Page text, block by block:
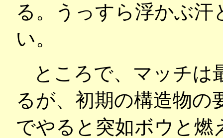
る。うっすら浮かぶ汗
い。
ところで、マッチは
るが、初期の構造物の
でやると突如ボウと